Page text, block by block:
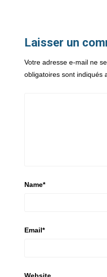
Laisser un
Votre adresse e-mail ne
obligatoires sont indiqués
Name*
Email*